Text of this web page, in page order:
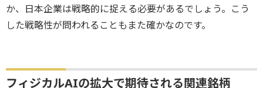
か、日本企業は戦略的に捉える必要があるでしょう。こう
した戦略性が問われることもまた確かなのです。
フィジカルAIの拡大で期待される関連銘柄